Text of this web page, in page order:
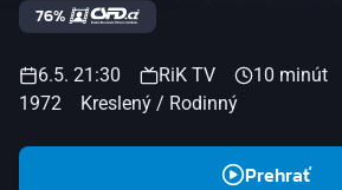
76%
6.5. 21:30 RiK TV
10 minút
1972
Kreslený / Rodinný
Prehrať